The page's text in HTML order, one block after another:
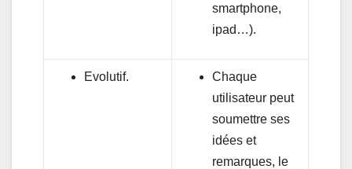
smartphone,
ipad…).
Evolutif.
Chaque
utilisateur peut
soumettre ses
idées et
remarques, le